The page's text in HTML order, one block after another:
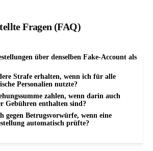
Fragen (FAQ)
über denselben Fake-Account als
Strafe erhalten, wenn ich für alle
Personalien nutzte?
zahlen, wenn darin auch
Gebühren enthalten sind?
gegen Betrugsvorwürfe, wenn eine
automatisch prüfte?